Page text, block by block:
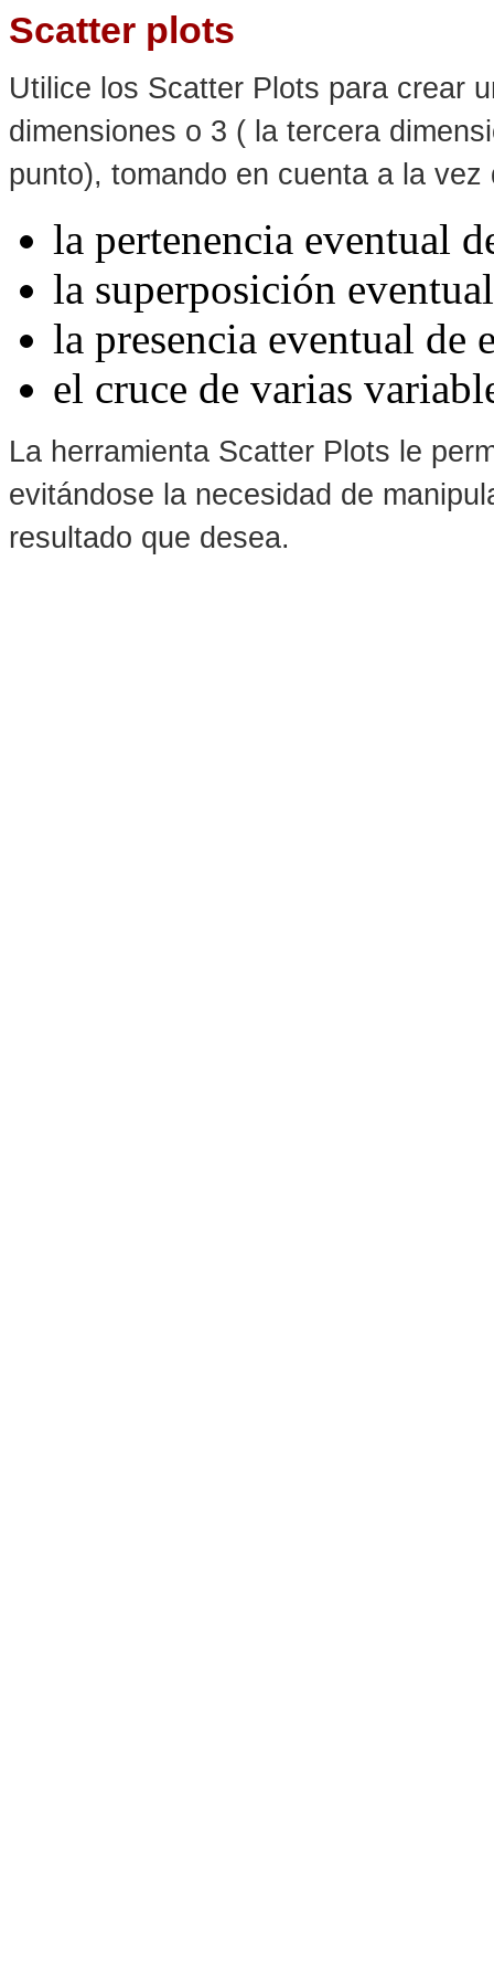
Scatter plots
Utilice los Scatter Plots para crear
dimensiones o 3 ( la tercera
punto), tomando en cuenta a la
la pertenencia eventual
la superposición
la presencia eventual de
el cruce de varias
La herramienta Scatter Plots le
evitándose la necesidad de
resultado que desea.